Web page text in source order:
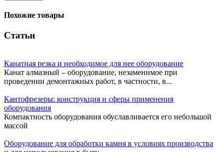
Похожие товары
Статьи
Канатная резка и необходимое для нее оборудование
Канат алмазный – оборудование, незаменимое при
проведении демонтажных работ, в частности, в...
Кантофрезеры: конструкция и сферы применения
оборудования
Компактность оборудования обуславливается его небольшой
массой
Оборудование для обработки камня в условиях производства